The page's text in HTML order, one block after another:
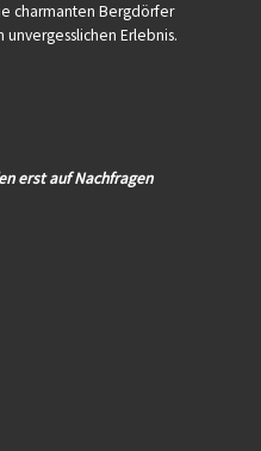
charmanten Bergdörfer
Erlebnis.
erst auf Nachfragen